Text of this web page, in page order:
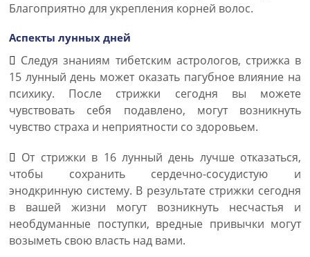
Благоприятно для укрепления корней волос.
Аспекты лунных дней
Следуя знаниям тибетским астрологов, стрижка в
15 лунный день может оказать пагубное влияние на
психику. После стрижки сегодня вы можете
чувствовать себя подавлено, могут возникнуть
чувство страха и неприятности со здоровьем.
От стрижки в 16 лунный день лучше отказаться,
чтобы сохранить сердечно-сосудистую и
энодкринную систему. В результате стрижки сегодня
в вашей жизни могут возникнуть несчастья и
необдуманные поступки, вредные привычки могут
возыметь свою власть над вами.